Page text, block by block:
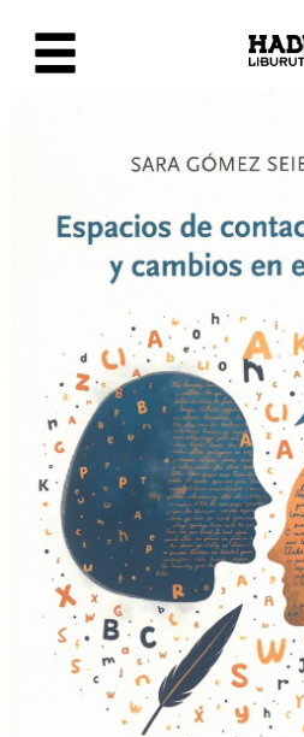
Ficha de